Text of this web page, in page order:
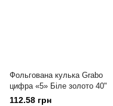
Фольгована кулька Grabo
цифра «5» Біле золото 40"
112.58 грн